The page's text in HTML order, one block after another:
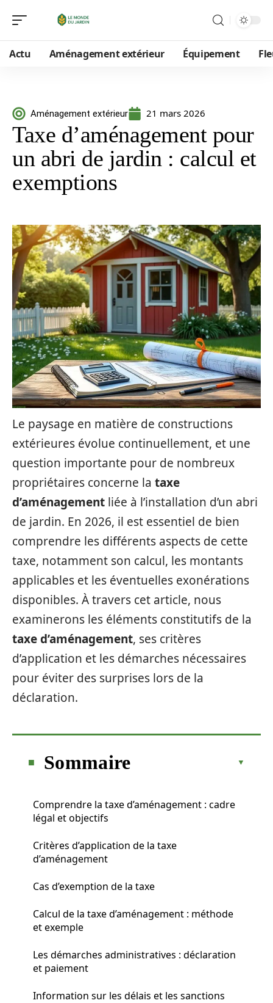
Actu Aménagement extérieur Équipement
Aménagement extérieur 21 mars 2026
Taxe d’aménagement pour
un abri de jardin : calcul et
exemptions
Le paysage en matière de constructions
extérieures évolue continuellement, et une
question importante pour de nombreux
propriétaires concerne la taxe
d’aménagement liée à l’installation d’un abri
de jardin. En 2026, il est essentiel de bien
comprendre les différents aspects de cette
taxe, notamment son calcul, les montants
applicables et les éventuelles exonérations
disponibles. À travers cet article, nous
examinerons les éléments constitutifs de la
taxe d’aménagement, ses critères
d’application et les démarches nécessaires
pour éviter des surprises lors de la
déclaration.
Sommaire
Comprendre la taxe d’aménagement : cadre
légal et objectifs
Critères d’application de la taxe
d’aménagement
Cas d’exemption de la taxe
Calcul de la taxe d’aménagement : méthode
et exemple
Les démarches administratives : déclaration
et paiement
Information sur les délais et les sanctions